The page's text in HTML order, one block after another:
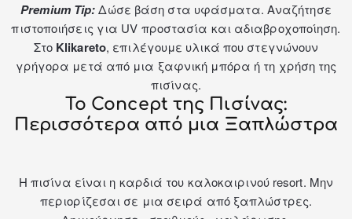
Premium Tip:Δώσε βάση στα υφάσματα. Αναζήτησε
πιστοποιήσεις για UV προστασία και αδιαβροχοποίηση.
Στο Klikareto, επιλέγουμε υλικά που στεγνώνουν
γρήγορα μετά από μια ξαφνική μπόρα ή τη χρήση της
πισίνας.
Το Concept της Πισίνας:
Περισσότερα από μια Ξαπλώστρα
Η πισίνα είναι η καρδιά του καλοκαιρινού resort. Μην
περιορίζεσαι σε μια σειρά από ξαπλώστρες.